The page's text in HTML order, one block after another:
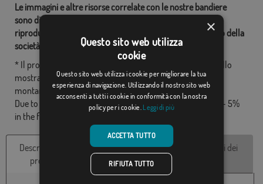
Le immagini e altre risorse correlate con le nostre bandiere
sono di proprietà dei Comprarebandiere.it ed è vietata la
riproduzione, l'uso e la modifica senza il consenso esplicito della
società.
* Il progetto finale può essere leggermente diverso da quello
mostrato nell'immagine, le bandiere vengono forniti senza
montante.
Due to production format, there may be a variation of + / - 5%
in the final dimensions and color tones.
Descrizione del
prodotto
Caratteristiche
tecniche
Recensioni dei
×
Questo sito web utilizza
cookie
Questo sito web utilizza i cookie per migliorare la tua
esperienza di navigazione. Utilizzando il nostro sito web
acconsenti a tutti i cookie in conformità con la nostra
policy per i cookie. Leggi di più
ACCETTA TUTTO
RIFIUTA TUTTO